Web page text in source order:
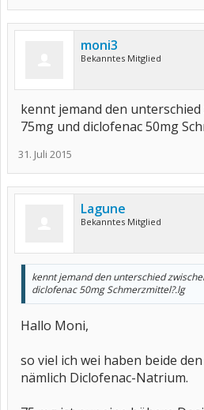
moni3
Bekanntes Mitglied
kennt jemand den
75mg und diclofenac 50mg
31. Juli 2015
Lagune
Bekanntes Mitglied
kennt jemand den unterschied
diclofenac 50mg Schmerzmittel?.lg
Hallo Moni,
so viel ich wei haben beide
nämlich Diclofenac-Natrium.